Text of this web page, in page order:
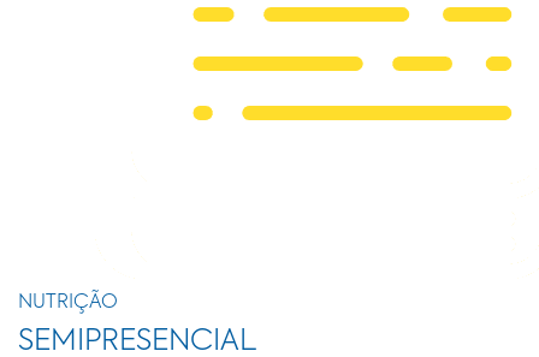
NUTRIÇÃO
SEMIPRESENCIAL